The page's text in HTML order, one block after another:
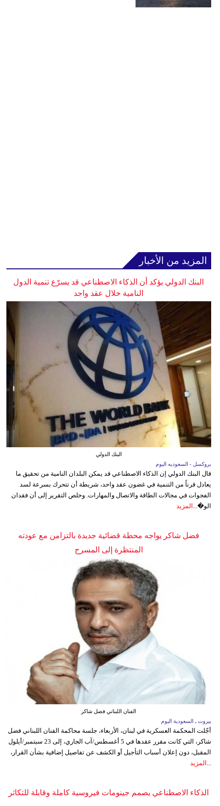
المزيد من الأخبار
البنك الدولي يؤكد أن الذكاء الاصطناعي قد يسرّع تنمية الدول
النامية خلال عقد واحد
البنك الدولي
بروكسل - السعوديه اليوم
قال البنك الدولي إن الذكاء الاصطناعي قد يمكن البلدان النامية من تحقيق ما
يعادل قرناً من التنمية في غضون عقد واحد، شريطة أن تتحرك بسرعة لسد
الفجوات في مجالات الطاقة والاتصال والمهارات. وخلص التقرير إلى أن فقدان
الو�... المزيد
فضل شاكر يواجه محطة قضائية جديدة بالتزامن مع عودته
المنتظرة إلى المسرح
الفنان اللبناني فضل شاكر
بيروت ـ السعودية اليوم
أجّلت المحكمة العسكرية في لبنان، الأربعاء، جلسة محاكمة الفنان اللبناني فضل
شاكر، التي كانت مقرر عقدها في 5 أغسطس/آب الجاري، إلى 23 سبتمبر/أيلول
المقبل، دون إعلان أسباب التأجيل أو الكشف عن تفاصيل إضافية بشأن القرار،
... المزيد
الذكاء الاصطناعي يصمم جينومات فيروسية كاملة وقابلة للتكاثر